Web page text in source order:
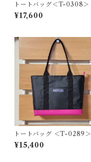
トートバッグ＜T-0308＞
¥17,600
トートバッグ ＜T-0289＞
¥15,400